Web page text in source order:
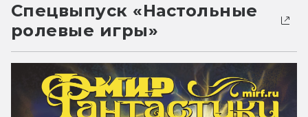
Спецвыпуск «Настольные
ролевые игры»